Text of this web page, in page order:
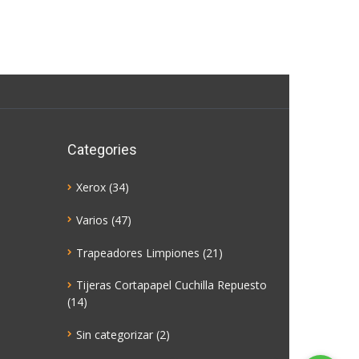
Categories
Xerox (34)
Varios (47)
Trapeadores Limpiones (21)
Tijeras Cortapapel Cuchilla Repuesto
(14)
Sin categorizar (2)